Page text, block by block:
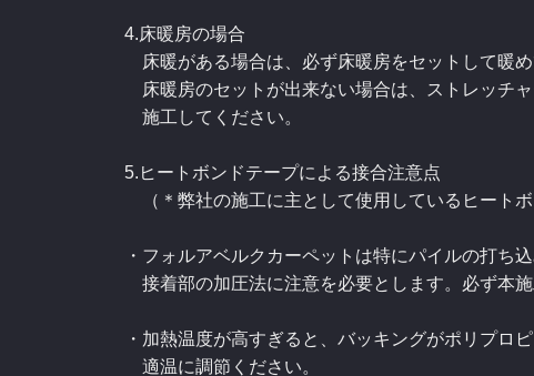
4.床暖房の場合
床暖がある場合は、必ず床暖房をセットして暖め
床暖房のセットが出来ない場合は、ストレッチ
施工してください。
5.ヒートボンドテープによる接合注意点
（＊弊社の施工に主として使用しているヒート
・フォルアベルクカーペットは特にパイルの打ち
接着部の加圧法に注意を必要とします。必ず本
・加熱温度が高すぎると、バッキングがポリプロ
適温に調節ください。